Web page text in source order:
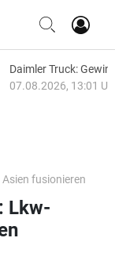
Daimler Truck:
07.08.2026, 13:01
fusionieren
Lkw-